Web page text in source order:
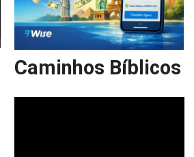
Caminhos Bíblicos